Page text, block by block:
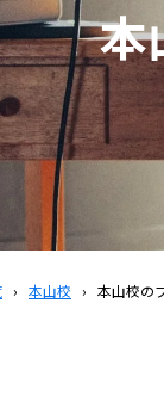
本
› 本山校 › 本山校の